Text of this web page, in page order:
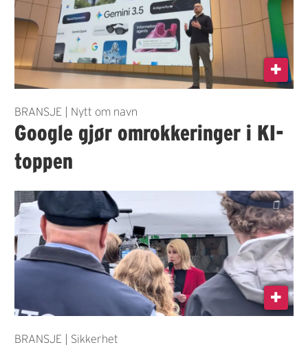
BRANSJE | Nytt om navn
Google gjør omrokkeringer i KI-
toppen
BRANSJE | Sikkerhet